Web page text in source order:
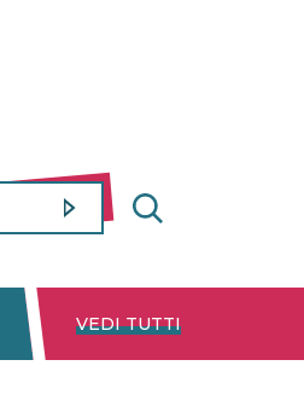
DISNEY+ NETFLIX
VEDI TUTTI